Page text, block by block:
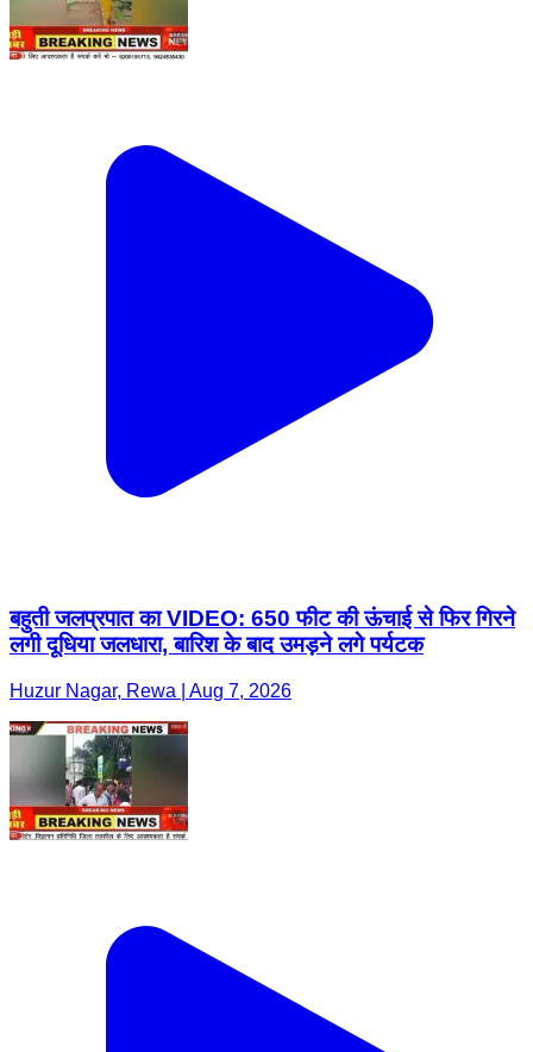
बहुती जलप्रपात का VIDEO: 650 फीट की ऊंचाई से फिर गिरने
लगी दूधिया जलधारा, बारिश के बाद उमड़ने लगे पर्यटक
Huzur Nagar, Rewa | Aug 7, 2026